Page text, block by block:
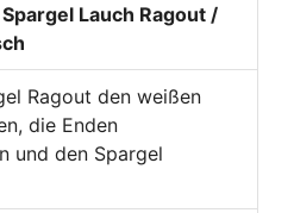
Lauch Ragout /
Ragout den weißen
die Enden
und den Spargel